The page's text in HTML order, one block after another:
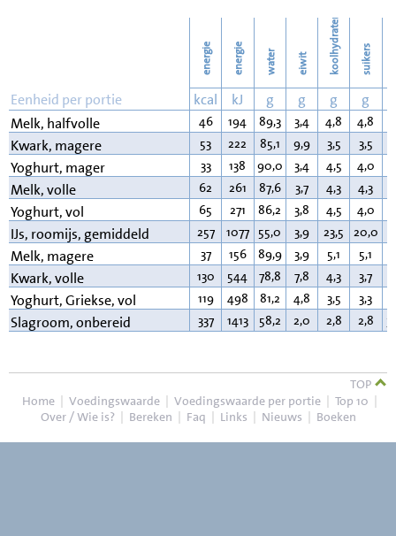
77
energie energie water eiwit koolhydraten suikers
Eenheid per portie kcal kJ g g g g
Melk, halfvolle
46 194 89,3 3,4 4,8 4,8
Kwark, magere 53 222 85,1 9,9 3,5 3,5
Yoghurt, mager 33 138 90,0 3,4 4,5 4,0
Melk, volle 62 261 87,6 3,7 4,3 4,3
Yoghurt, vol 65 271 86,2 3,8 4,5 4,0
IJs, roomijs, gemiddeld 257 1077 55,0 3,9 23,5 20,0
Melk, magere 37 156 89,9 3,9 5,1 5,1
Kwark, volle 130 544 78,8 7,8 4,3 3,7
Yoghurt, Griekse, vol 119 498 81,2 4,8 3,5 3,3
Slagroom, onbereid 337 1413 58,2 2,0 2,8 2,8
TOP
Home | Voedingswaarde | Voedingswaarde per portie | Top 10 |
Over / Wie is? | Bereken | Faq | Links | Nieuws | Boeken